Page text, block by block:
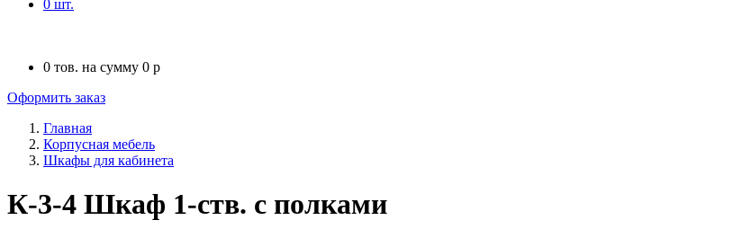
0 шт.
0 тов. на сумму 0 p
Оформить заказ
Главная
Корпусная мебель
Шкафы для кабинета
К-3-4 Шкаф 1-ств. с полками